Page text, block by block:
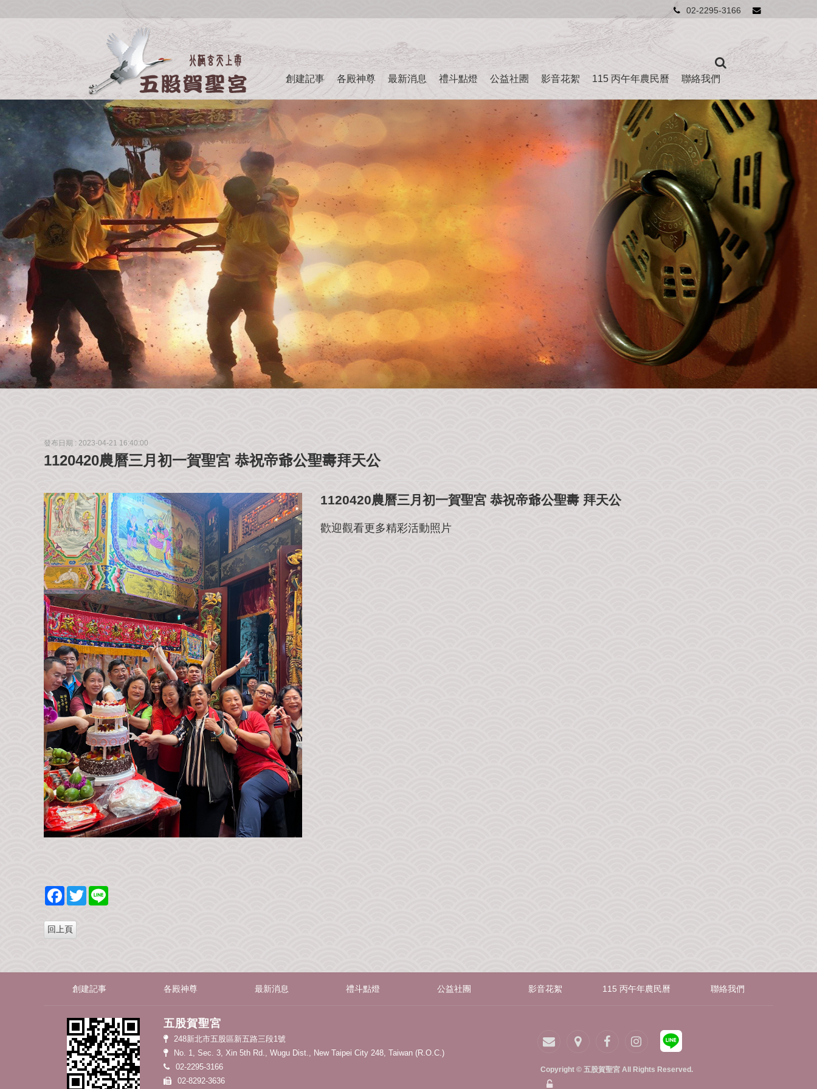
02-2295-3166
創建記事 各殿神尊 最新消息 禮斗點燈 公益社團 影音花絮 115 丙午年農民曆 聯絡我們
發布日期 : 2023-04-21 16:40:00
1120420農曆三月初一賀聖宮 恭祝帝爺公聖夀拜天公
1120420農曆三月初一賀聖宮 恭祝帝爺公聖夀 拜天公
歡迎觀看更多精彩活動照片
F
a
e
b
T
w
創建記事 各殿神尊 最新消息 禮斗點燈 公益社團 影音花絮 115 丙午年農民曆 聯絡我們
五股賀聖宮
248新北市五股區新五路三段1號
No. 1, Sec. 3, Xin 5th Rd., Wugu Dist., New Taipei City 248, Taiwan (R.O.C.)
02-2295-3166
02-8292-3636
Copyright © 五股賀聖宮 All Rights Reserved.